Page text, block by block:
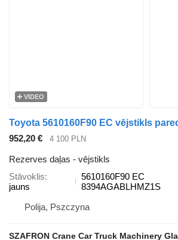
VIDEO
952,20 € 4 100 PLN
Rezerves daļas - vējstikls
Stāvoklis
jauns
5610160F90 EC
8394AGABLHMZ1S
Polija, Pszczyna
SZAFRON Crane Car Truck Machinery